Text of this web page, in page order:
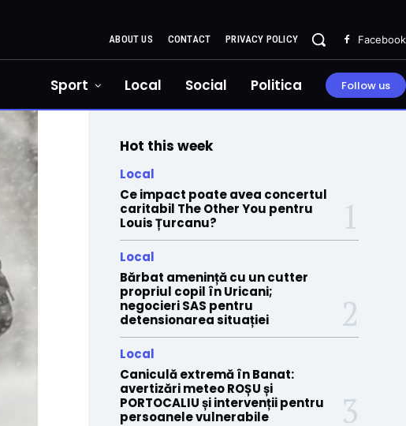
ABOUT US CONTACT PRIVACY POLICY Facebook
Sport Local Social Politica Follow us
Hot this week
Local
Ce impact poate avea concertul
caritabil The Other You pentru
Louis Țurcanu?
Local
Bărbat amenință cu un cutter
propriul copil în Uricani;
negocieri SAS pentru
detensionarea situației
Local
Caniculă extremă în Banat:
avertizări meteo ROȘU și
PORTOCALIU și intervenții pentru
persoanele vulnerabile